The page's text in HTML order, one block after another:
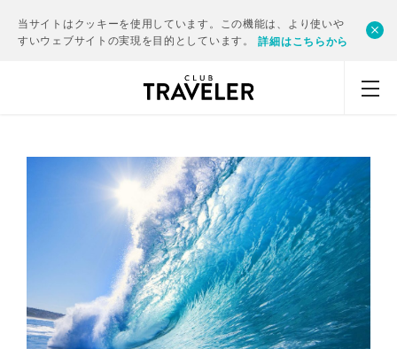
当サイトはクッキーを使用しています。この機能は、より使いや
すいウェブサイトの実現を目的としています。
詳細はこちらから